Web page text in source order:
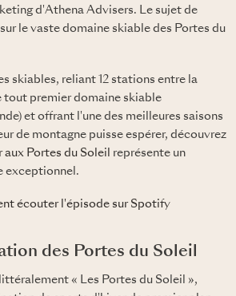
d'Athena Advisers. Le sujet de
le vaste domaine skiable des Portes du
skiables, reliant 12 stations entre la
tout premier domaine skiable
et offrant l'une des meilleures saisons
de montagne puisse espérer, découvrez
aux Portes du Soleil
représente un
exceptionnel.
écouter l'épisode sur Spotify
des Portes du Soleil
« Les Portes du Soleil »,